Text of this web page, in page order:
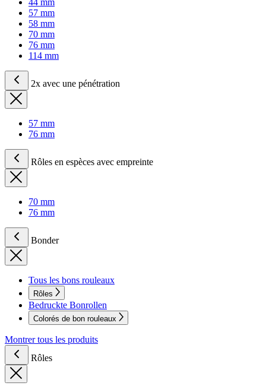
44 mm
57 mm
58 mm
70 mm
76 mm
114 mm
2x avec une pénétration
57 mm
76 mm
Rôles en espèces avec empreinte
70 mm
76 mm
Bonder
Tous les bons rouleaux
Rôles
Bedruckte Bonrollen
Colorés de bon rouleaux
Montrer tous les produits
Rôles